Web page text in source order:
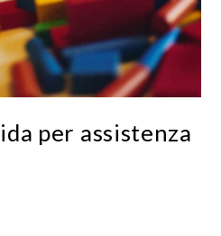
per assistenza